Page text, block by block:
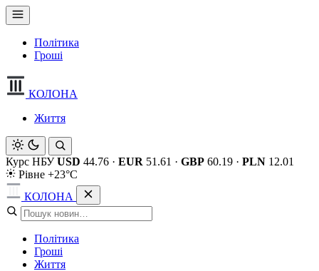
Політика
Гроші
КОЛОНА
Життя
Курс НБУ USD 44.76 · EUR 51.61 · GBP 60.19 · PLN 12.01
Рівне +23°C
КОЛОНА
Політика
Гроші
Життя